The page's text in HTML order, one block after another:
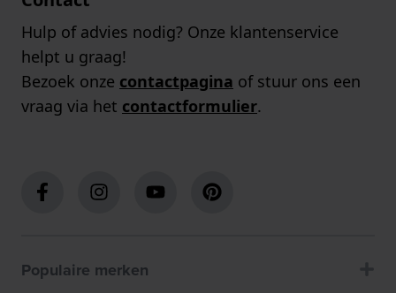
Hulp of advies nodig? Onze klantenservice
helpt u graag!
Bezoek onze contactpagina of stuur ons een
vraag via het contactformulier.
Populaire merken